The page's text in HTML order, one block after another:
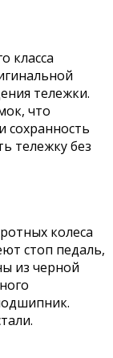
класса
тележки.
что
сохранность
тележку без
колеса
стоп педаль,
из черной